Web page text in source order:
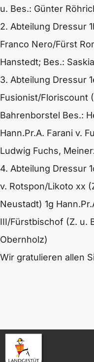
u. Bes.: Günter
2. Abteilung Dressur
Franco Nero/Fürst
Hanstedt; Bes.:
3. Abteilung Dressur
Fusionist/Floriscount
Bahrenborstel Bes.:
Hann.Pr.A. Farani v.
Ludwig Fuchs,
4. Abteilung Dressur
v. Rotspon/Likoto xx
Neustadt) 1g
III/Fürstbischof (Z. u.
Obernholz)
Wir gratulieren allen